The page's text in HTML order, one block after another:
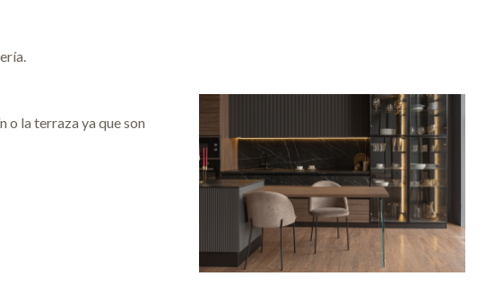
o la terraza ya que son